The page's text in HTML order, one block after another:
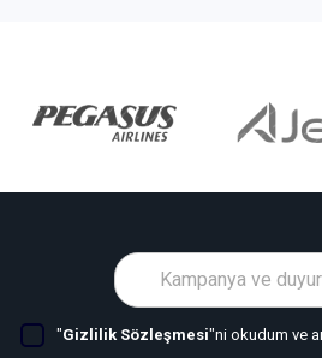
"Gizlilik Sözleşmesi"ni okudum ve